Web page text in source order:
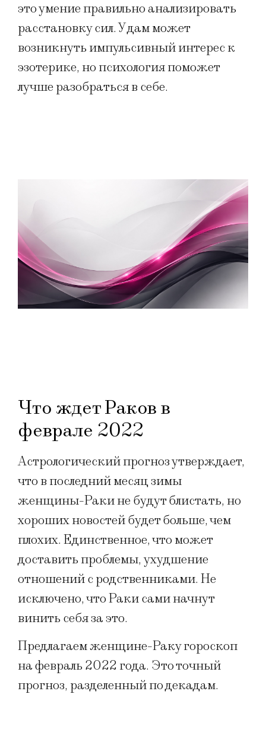
это умение правильно анализировать
расстановку сил. У дам может
возникнуть импульсивный интерес к
эзотерике, но психология поможет
лучше разобраться в себе.
Что ждет Раков в
феврале 2022
Астрологический прогноз утверждает,
что в последний месяц зимы
женщины-Раки не будут блистать, но
хороших новостей будет больше, чем
плохих. Единственное, что может
доставить проблемы, ухудшение
отношений с родственниками. Не
исключено, что Раки сами начнут
винить себя за это.
Предлагаем женщине-Раку гороскоп
на февраль 2022 года. Это точный
прогноз, разделенный по декадам.